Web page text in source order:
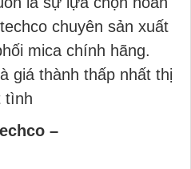
chuyên sản xuất
mica chính hãng.
giá thành thấp nhất thị
tình
–